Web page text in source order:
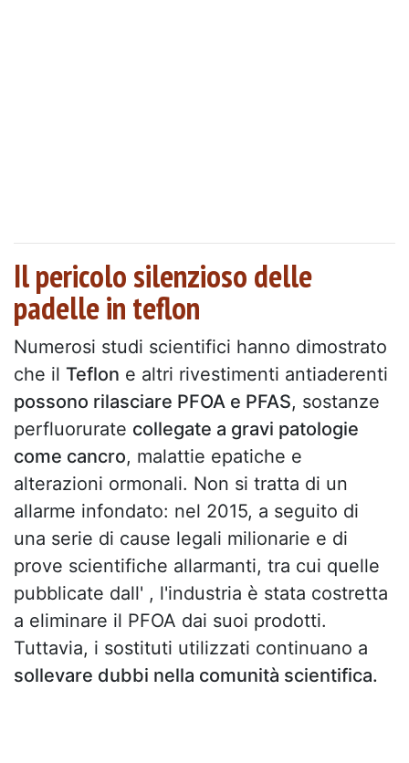
Il pericolo silenzioso delle
padelle in teflon
Numerosi studi scientifici hanno dimostrato
che il Teflon e altri rivestimenti antiaderenti
possono rilasciare PFOA e PFAS, sostanze
perfluorurate collegate a gravi patologie
come cancro, malattie epatiche e
alterazioni ormonali. Non si tratta di un
allarme infondato: nel 2015, a seguito di
una serie di cause legali milionarie e di
prove scientifiche allarmanti, tra cui quelle
pubblicate dall' , l'industria è stata costretta
a eliminare il PFOA dai suoi prodotti.
Tuttavia, i sostituti utilizzati continuano a
sollevare dubbi nella comunità scientifica.